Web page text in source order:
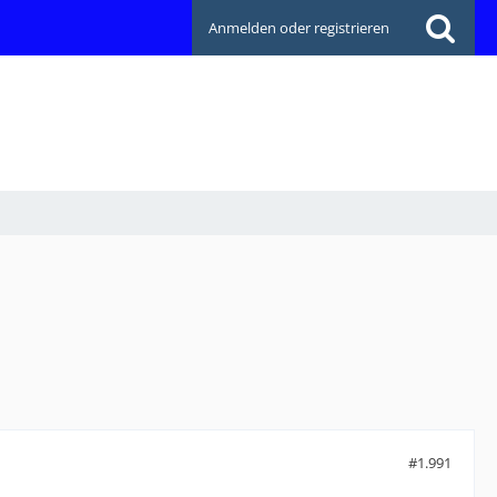
Anmelden oder registrieren
#1.991